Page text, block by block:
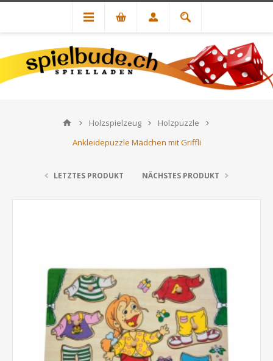
Holzspielzeug
Holzpuzzle
Ankleidepuzzle Mädchen mit Griffli
LETZTES PRODUKT NÄCHSTES PRODUKT